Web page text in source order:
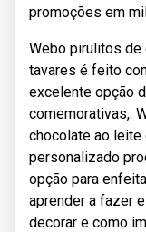
promoções em
Webo pirulitos de
tavares é feito
excelente opção
comemorativas,.
chocolate ao
personalizado
opção para
aprender a fazer
decorar e como